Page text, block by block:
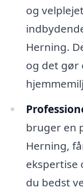
og
Herning.
og det gør
bruger en
Herning,
ekspertise
du bedst